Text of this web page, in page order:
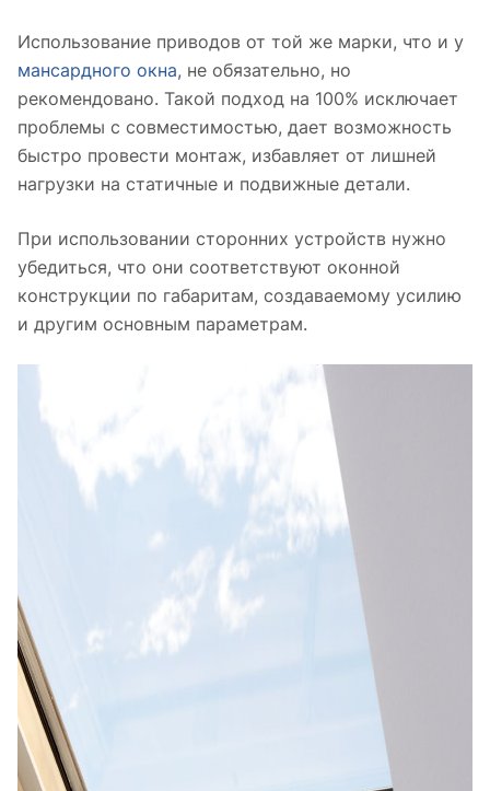
Использование приводов от той же марки, что и у
мансардного окна, не обязательно, но
рекомендовано. Такой подход на 100% исключает
проблемы с совместимостью, дает возможность
быстро провести монтаж, избавляет от лишней
нагрузки на статичные и подвижные детали.
При использовании сторонних устройств нужно
убедиться, что они соответствуют оконной
конструкции по габаритам, создаваемому усилию
и другим основным параметрам.